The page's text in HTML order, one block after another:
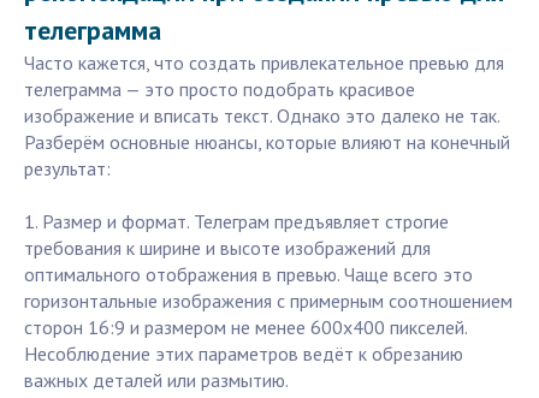
телеграмма
Часто кажется, что создать привлекательное превью для
телеграмма — это просто подобрать красивое
изображение и вписать текст. Однако это далеко не так.
Разберём основные нюансы, которые влияют на конечный
результат:
1. Размер и формат. Телеграм предъявляет строгие
требования к ширине и высоте изображений для
оптимального отображения в превью. Чаще всего это
горизонтальные изображения с примерным соотношением
сторон 16:9 и размером не менее 600x400 пикселей.
Несоблюдение этих параметров ведёт к обрезанию
важных деталей или размытию.